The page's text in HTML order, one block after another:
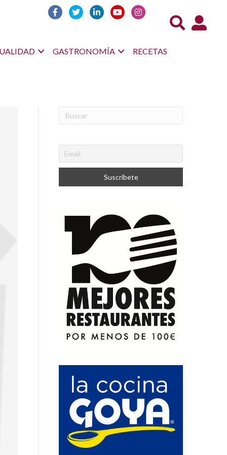
Acceso
GASTRONOMÍA RECETAS